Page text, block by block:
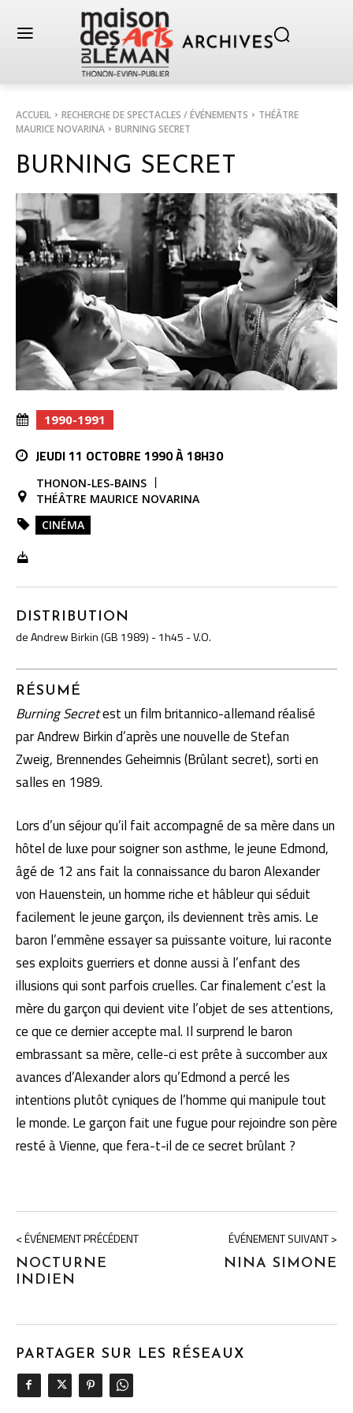
ACCUEIL RECHERCHE DE SPECTACLES / ÉVÉNEMENTS
THÉÂTRE
MAURICE NOVARINA
BURNING SECRET
BURNING SECRET
1990-1991
JEUDI 11 OCTOBRE 1990 À 18H30
THONON-LES-BAINS
THÉÂTRE MAURICE NOVARINA
CINÉMA
DISTRIBUTION
de Andrew Birkin (GB 1989) - 1h45 - V.O.
RÉSUMÉ
Burning Secretest un film britannico-allemand réalisé
par Andrew Birkin d’après une nouvelle de Stefan
Zweig, Brennendes Geheimnis (Brûlant secret), sorti en
salles en 1989.
Lors d’un séjour qu’il fait accompagné de sa mère dans un
hôtel de luxe pour soigner son asthme, le jeune Edmond,
âgé de 12 ans fait la connaissance du baron Alexander
von Hauenstein, un homme riche et hâbleur qui séduit
facilement le jeune garçon, ils deviennent très amis. Le
baron l’emmène essayer sa puissante voiture, lui raconte
ses exploits guerriers et donne aussi à l’enfant des
illusions qui sont parfois cruelles. Car finalement c’est la
mère du garçon qui devient vite l’objet de ses attentions,
ce que ce dernier accepte mal. Il surprend le baron
embrassant sa mère, celle-ci est prête à succomber aux
avances d’Alexander alors qu’Edmond a percé les
intentions plutôt cyniques de l’homme qui manipule tout
le monde. Le garçon fait une fugue pour rejoindre son père
resté à Vienne, que fera-t-il de ce secret brûlant ?
< ÉVÉNEMENT PRÉCÉDENT
NOCTURNE
INDIEN
ÉVÉNEMENT SUIVANT >
NINA SIMONE
PARTAGER SUR LES RÉSEAUX